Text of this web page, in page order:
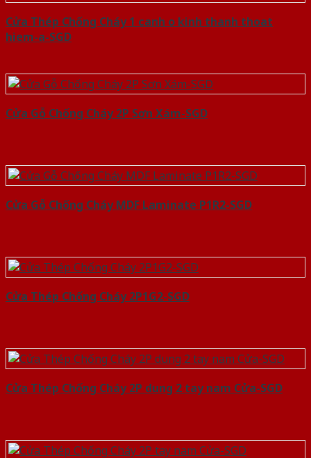
Cửa Thép Chống Cháy 1 canh o kinh thanh thoat
hiem-a-SGD
Cửa Gỗ Chống Cháy 2P Sơn Xám-SGD
Cửa Gỗ Chống Cháy MDF Laminate P1R2-SGD
Cửa Thép Chống Cháy 2P1G2-SGD
Cửa Thép Chống Cháy 2P dung 2 tay nam Cửa-SGD